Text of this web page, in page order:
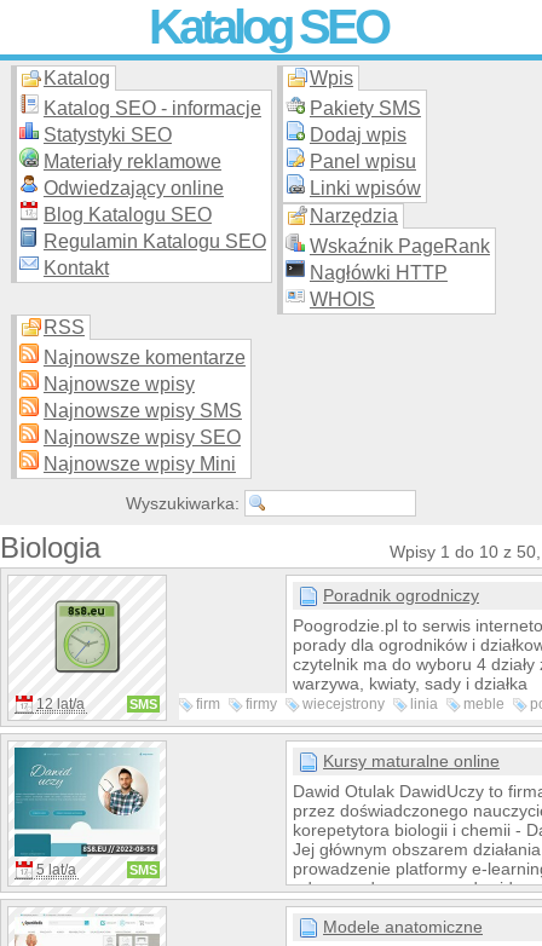
Katalog SEO
Skuteczna i promocja stron WWW –
moderowanego katalogu za darmo!
Katalog
Katalog SEO - informacje
Statystyki SEO
Materiały reklamowe
Odwiedzający online
Blog Katalogu SEO
Regulamin Katalogu SEO
Kontakt
Wpis
Pakiety SMS
Dodaj wpis
Panel wpisu
Linki wpisów
Narzędzia
Wskaźnik PageRank
Nagłówki HTTP
WHOIS
RSS
Najnowsze komentarze
Najnowsze wpisy
Najnowsze wpisy SMS
Najnowsze wpisy SEO
Najnowsze wpisy Mini
Wyszukiwarka:
Biologia Wpisy 1 do 10 z
12 lat/a SMS
Poradnik ogrodniczy
Poogrodzie.pl to serwis
porady dla ogrodników i
czytelnik ma do wyboru 4 działy
warzywa, kwiaty, sady i działka
firm firmy wiecejstrony linia meble
katalog
medycyna
5 lat/a SMS
Kursy maturalne online
Dawid Otulak DawidUczy to
przez doświadczonego
korepetytora biologii i chemii -
Jej głównym obszarem
prowadzenie platformy e-
adresem domenowym
można skorzystać z kursów
przygotowujących do matury z
Modele anatomiczne